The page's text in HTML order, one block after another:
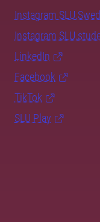
Instagram
Instagram
LinkedIn
Facebook
TikTok
SLU Play